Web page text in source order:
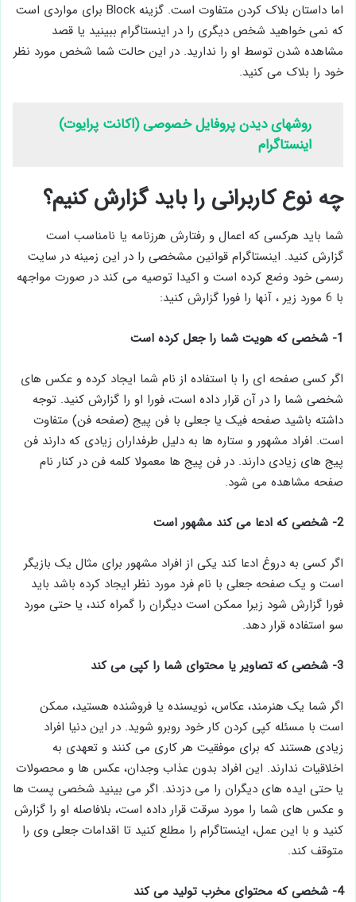
اما داستان بلاک کردن متفاوت است. گزینه Block برای مواردی است
که نمی خواهید شخص دیگری را در اینستاگرام ببینید یا قصد
مشاهده شدن توسط او را ندارید. در این حالت شما شخص مورد نظر
خود را بلاک می کنید.
روشهای دیدن پروفایل خصوصی (اکانت پرایوت)
اینستاگرام
چه نوع کاربرانی را باید گزارش کنیم؟
شما باید هرکسی که اعمال و رفتارش هرزنامه یا نامناسب است
گزارش کنید. اینستاگرام قوانین مشخصی را در این زمینه در سایت
رسمی خود وضع کرده است و اکیدا توصیه می کند در صورت مواجهه
با 6 مورد زیر ، آنها را فورا گزارش کنید:
1- شخصی که هویت شما را جعل کرده است
اگر کسی صفحه ای را با استفاده از نام شما ایجاد کرده و عکس های
شخصی شما را در آن قرار داده است، فورا او را گزارش کنید. توجه
داشته باشید صفحه فیک یا جعلی با فن پیج (صفحه فن) متفاوت
است. افراد مشهور و ستاره ها به دلیل طرفداران زیادی که دارند فن
پیج های زیادی دارند. در فن پیج ها معمولا کلمه فن در کنار نام
صفحه مشاهده می شود.
2- شخصی که ادعا می کند مشهور است
اگر کسی به دروغ ادعا کند یکی از افراد مشهور برای مثال یک بازیگر
است و یک صفحه جعلی با نام فرد مورد نظر ایجاد کرده باشد باید
فورا گزارش شود زیرا ممکن است دیگران را گمراه کند، یا حتی مورد
سو استفاده قرار دهد.
3- شخصی که تصاویر یا محتوای شما را کپی می کند
اگر شما یک هنرمند، عکاس، نویسنده یا فروشنده هستید، ممکن
است با مسئله کپی کردن کار خود روبرو شوید. در این دنیا افراد
زیادی هستند که برای موفقیت هر کاری می کنند و تعهدی به
اخلاقیات ندارند. این افراد بدون عذاب وجدان، عکس ها و محصولات
یا حتی ایده های دیگران را می دزدند. اگر می بینید شخصی پست ها
و عکس های شما را مورد سرقت قرار داده است، بلافاصله او را گزارش
کنید و با این عمل، اینستاگرام را مطلع کنید تا اقدامات جعلی وی را
متوقف کند.
4- شخصی که محتوای مخرب تولید می کند